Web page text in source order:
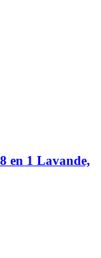
en 1 Lavande,